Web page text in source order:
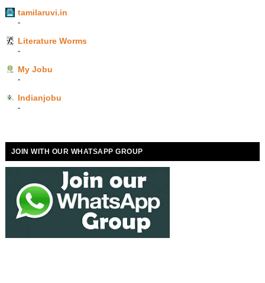
tamilaruvi.in
-
Literature Worms
-
My Jobu
-
Indianjobu
-
JOIN WITH OUR WHATSAPP GROUP